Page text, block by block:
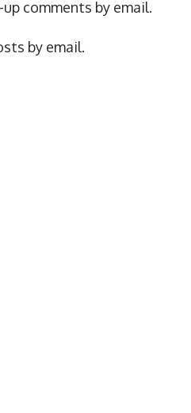
comments by email.
by email.